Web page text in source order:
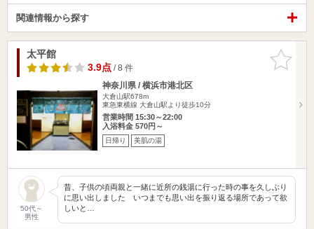
関連情報から探す
お気に入
りに追加
太平館
3.9点/ 8 件
神奈川県 / 横浜市港北区
大倉山駅678m
東急東横線 大倉山駅より徒歩10分
営業時間 15:30～22:00
入浴料金 570円～
日帰り 美肌の湯
50代～
男性
昔、子供の頃両親と一緒に近所の銭湯に行った時の事を久しぶり
に思い出しました いつまでも思い出を振り返る場所であって欲
しいと…